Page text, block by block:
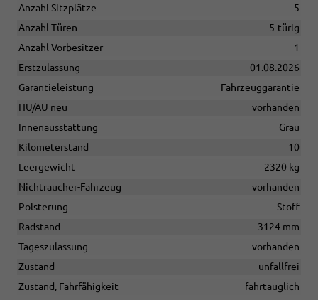
Anzahl Sitzplätze
5
Anzahl Türen
5-türig
Anzahl Vorbesitzer
1
Erstzulassung
01.08.2026
Garantieleistung
Fahrzeuggarantie
HU/AU neu
vorhanden
Innenausstattung
Grau
Kilometerstand
10
Leergewicht
2320 kg
Nichtraucher-Fahrzeug
vorhanden
Polsterung
Stoff
Radstand
3124 mm
Tageszulassung
vorhanden
Zustand
unfallfrei
Zustand, Fahrfähigkeit
fahrtauglich